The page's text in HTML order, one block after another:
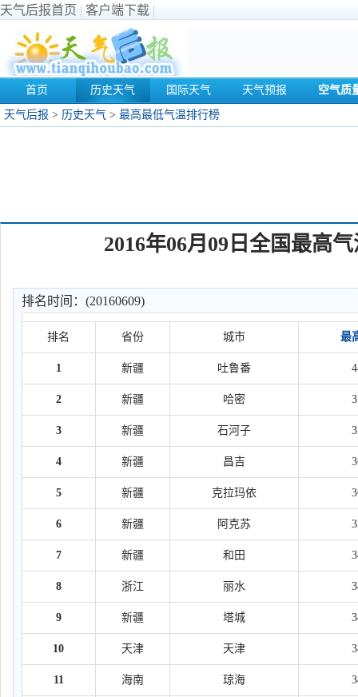
天气后报首页 | 客户端下载 |
首页 历史天气 国际天气 天气预报 空气质
天气后报 > 历史天气 > 最高最低气温排行榜
2016年06月09日全国最高
排名时间：(20160609)
排名 省份 城市 最
1 新疆 吐鲁番
2 新疆 哈密
3 新疆 石河子
4 新疆 昌吉
5 新疆 克拉玛依
6 新疆 阿克苏
7 新疆 和田
8 浙江 丽水
9 新疆 塔城
10 天津 天津
11 海南 琼海